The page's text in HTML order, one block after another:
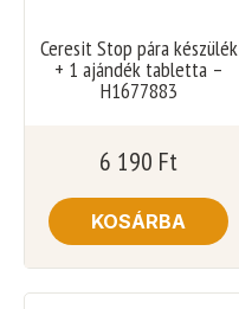
Ceresit Stop pára készülék
+ 1 ajándék tabletta –
H1677883
6 190 Ft
KOSÁRBA